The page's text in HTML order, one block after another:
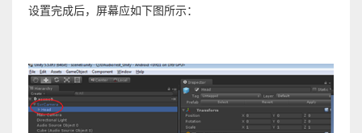
设置完成后，屏幕应如下图所示：